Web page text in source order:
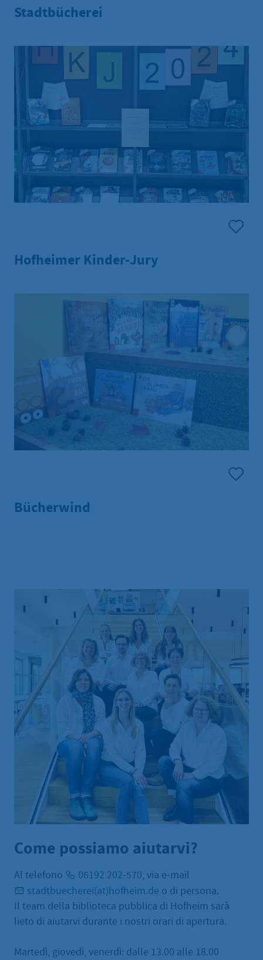
Stadtbücherei
Hofheimer Kinder-Jury
Bücherwind
Come possiamo aiutarvi?
Al telefono 06192 202-570, via e-mail
stadtbuecherei(at)hofheim.de o di persona.
Il team della biblioteca pubblica di Hofheim sarà
lieto di aiutarvi durante i nostri orari di apertura.
Martedì, giovedì, venerdì: dalle 13.00 alle 18.00